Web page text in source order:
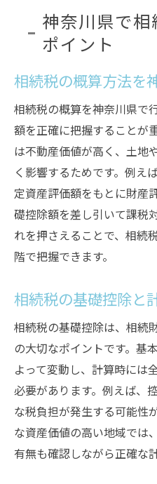
相続税いつから
相続税申告期限の基
相続税申告期限
相続税申告期限
相続税申告の流
相続税いつから
相続の計算時に
穴
相続税申告期限
相続を考えるなら知
相続税申告まで
相続税申告期限の
相続税申告期限
相続税の流れを
相続税の支払い先や
相続税のどこに
相続税の支払い
相続税の支払い
神奈川県で相
ポイント
相続税の概算方法を
相続税の概算を神奈川県で
額を正確に把握することが
は不動産価値が高く、土地
く影響するためです。例え
定資産評価額をもとに財産
礎控除額を差し引いて課税
れを押さえることで、相続
階で把握できます。
相続税の基礎控除と
相続税の基礎控除は、相続
の大切なポイントです。基
よって変動し、計算時には
必要があります。例えば、
な税負担が発生する可能性
な資産価値の高い地域では
有無も確認しながら正確な